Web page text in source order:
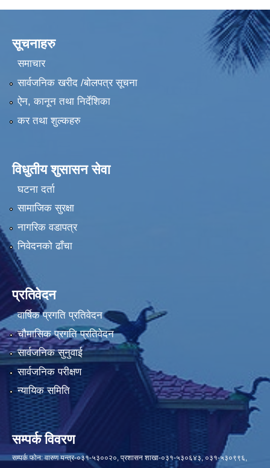
सूचनाहरु
समाचार
सार्वजनिक खरीद /बोलपत्र सूचना
ऐन, कानून तथा निर्देशिका
कर तथा शुल्कहरु
विधुतीय शुसासन सेवा
घटना दर्ता
सामाजिक सुरक्षा
नागरिक वडापत्र
निवेदनको ढाँचा
प्रतिवेदन
वार्षिक प्रगति प्रतिवेदन
चौमासिक प्रगति प्रतिवेदन
सार्वजनिक सुनुवाई
सार्वजनिक परीक्षण
न्यायिक समिति
सम्पर्क विवरण
सम्पर्क फोन: वारुण यन्त्र-०३१-५३००२०, प्रशासन शाखा-०३१-५३०६४३, ०३१-५३०९९६,